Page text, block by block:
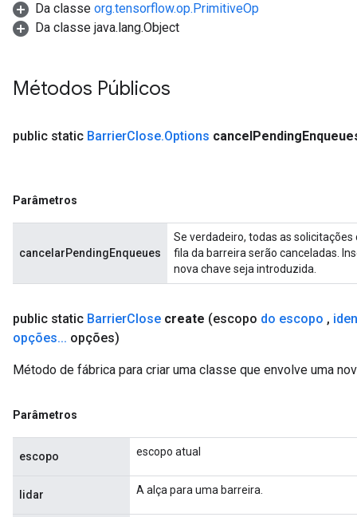
Da classe org.tensorflow.op.PrimitiveOp
Da classe java.lang.Object
Métodos Públicos
public static BarrierClose.Options cancelPending
Parâmetros
cancelarPendingEnqueues
Se verdadeiro, todas as
fila da barreira serão canceladas.
nova chave seja introduzida.
public static BarrierClose create (escopo do escopo ,
opções... opções)
Método de fábrica para criar uma classe que envolve uma
Parâmetros
escopo escopo atual
lidar A alça para uma barreira.